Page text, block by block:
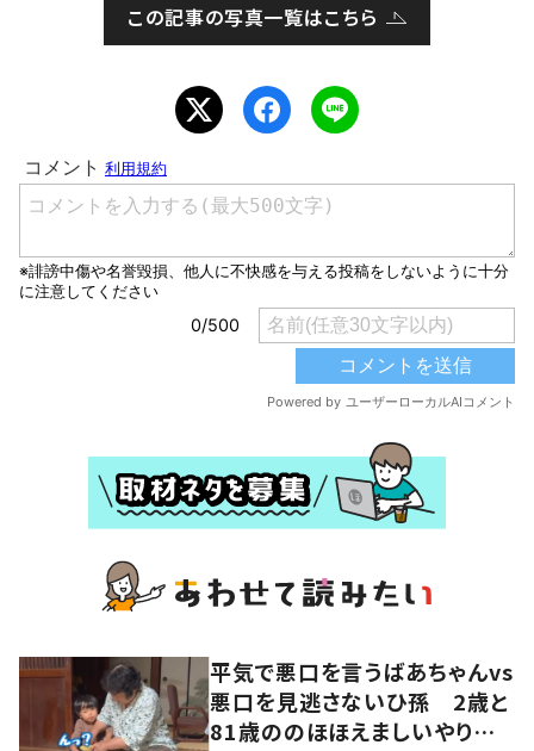
この記事の写真一覧はこちら
平気で悪口を言うばあちゃんvs
悪口を見逃さないひ孫 2歳と
81歳ののほほえましいやり取り